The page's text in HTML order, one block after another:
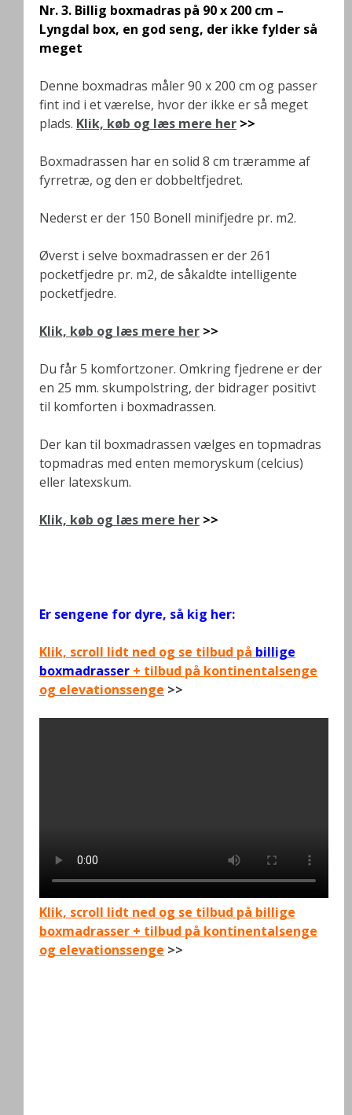
Nr. 3. Billig boxmadras på 90 x 200 cm –
Lyngdal box, en god seng, der ikke fylder så
meget
Denne boxmadras måler 90 x 200 cm og passer
fint ind i et værelse, hvor der ikke er så meget
plads. Klik, køb og læs mere her >>
Boxmadrassen har en solid 8 cm træramme af
fyrretræ, og den er dobbeltfjedret.
Nederst er der 150 Bonell minifjedre pr. m2.
Øverst i selve boxmadrassen er der 261
pocketfjedre pr. m2, de såkaldte intelligente
pocketfjedre.
Klik, køb og læs mere her >>
Du får 5 komfortzoner. Omkring fjedrene er der
en 25 mm. skumpolstring, der bidrager positivt
til komforten i boxmadrassen.
Der kan til boxmadrassen vælges en topmadras
topmadras med enten memoryskum (celcius)
eller latexskum.
Klik, køb og læs mere her >>
Er sengene for dyre, så kig her:
Klik, scroll lidt ned og se tilbud på billige
boxmadrasser + tilbud på kontinentalsenge
og elevationssenge >>
Klik, scroll lidt ned og se tilbud på billige
boxmadrasser + tilbud på kontinentalsenge
og elevationssenge >>